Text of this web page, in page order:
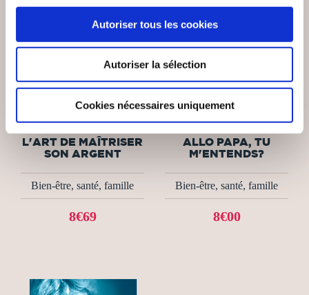
Autoriser tous les cookies
Autoriser la sélection
Cookies nécessaires uniquement
L'ART DE MAÎTRISER
SON ARGENT
Bien-être, santé, famille
8€69
ALLO PAPA, TU
M'ENTENDS?
Bien-être, santé, famille
8€00